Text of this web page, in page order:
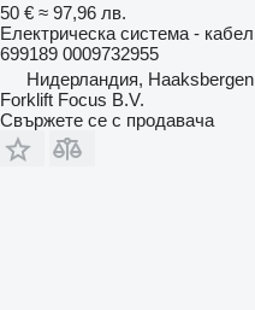
50 € ≈ 97,96 лв.
Електрическа система - кабел
699189 0009732955
Нидерландия, Haaksbergen
Forklift Focus B.V.
Свържете се с продавача